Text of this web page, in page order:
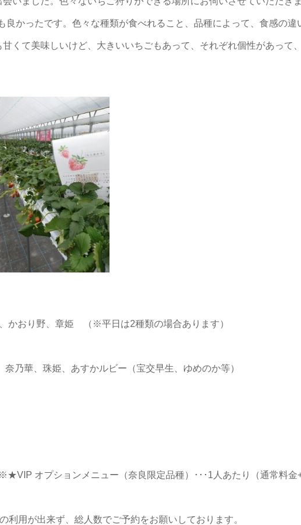
かったです。色々な種類が食べれること、品種によって、食感の違
くて美味しいけど、大きいいちごもあって、それぞれ個性があって
かおり野、章姫 （※平日は2種類の場合あります）
奈乃華、珠姫、あすかルビー（宝交早生、ゆめのか等）
オプションメニュー（奈良限定品種）･･･1人あたり（通常料金
用が出来ず、総人数でご予約をお願いしております。